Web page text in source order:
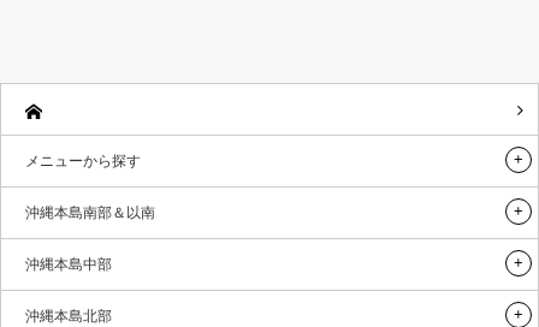
メニューから探す
沖縄本島南部＆以南
沖縄本島中部
沖縄本島北部